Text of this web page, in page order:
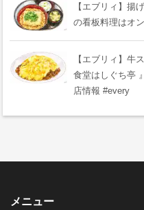
【エブリィ】揚
の看板料理はオ
【エブリィ】牛
食堂はしぐち亭
店情報 #every
メニュー